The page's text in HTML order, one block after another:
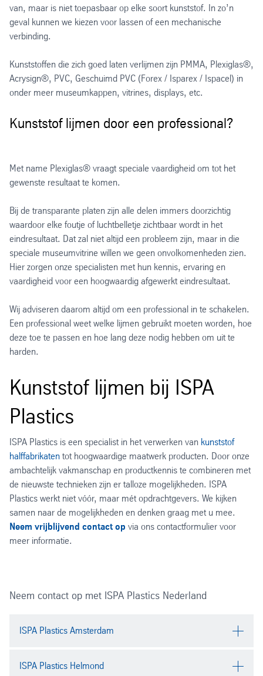
van, maar is niet toepasbaar op elke soort kunststof. In zo’n
geval kunnen we kiezen voor lassen of een mechanische
verbinding.
Kunststoffen die zich goed laten verlijmen zijn PMMA, Plexiglas®,
Acrysign®, PVC, Geschuimd PVC (Forex / Isparex / Ispacel) in
onder meer museumkappen, vitrines, displays, etc.
Kunststof lijmen door een professional?
Met name Plexiglas® vraagt speciale vaardigheid om tot het
gewenste resultaat te komen.
Bij de transparante platen zijn alle delen immers doorzichtig
waardoor elke foutje of luchtbelletje zichtbaar wordt in het
eindresultaat. Dat zal niet altijd een probleem zijn, maar in die
speciale museumvitrine willen we geen onvolkomenheden zien.
Hier zorgen onze specialisten met hun kennis, ervaring en
vaardigheid voor een hoogwaardig afgewerkt eindresultaat.
Wij adviseren daarom altijd om een professional in te schakelen.
Een professional weet welke lijmen gebruikt moeten worden, hoe
deze toe te passen en hoe lang deze nodig hebben om uit te
harden.
Kunststof lijmen bij ISPA
Plastics
ISPA Plastics is een specialist in het verwerken van kunststof
halffabrikaten tot hoogwaardige maatwerk producten. Door onze
ambachtelijk vakmanschap en productkennis te combineren met
de nieuwste technieken zijn er talloze mogelijkheden. ISPA
Plastics werkt niet vóór, maar mét opdrachtgevers. We kijken
samen naar de mogelijkheden en denken graag met u mee.
Neem vrijblijvend contact op via ons contactformulier voor
meer informatie.
Neem contact op met ISPA Plastics Nederland
ISPA Plastics Amsterdam
ISPA Plastics Amsterdam
ISPA Plastics Helmond